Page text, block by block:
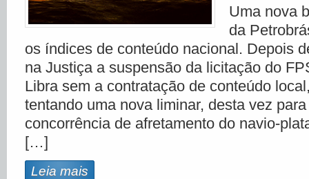
Uma nova
da
os índices de conteúdo nacional. Depois
na Justiça a suspensão da licitação do
Libra sem a contratação de conteúdo
tentando uma nova liminar, desta vez
concorrência de afretamento do navio-
[…]
Leia mais